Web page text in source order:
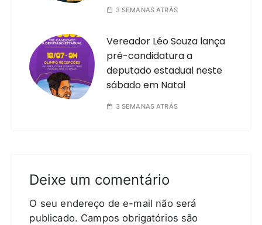
3 SEMANAS ATRÁS
Vereador Léo Souza lança
pré-candidatura a
deputado estadual neste
sábado em Natal
3 SEMANAS ATRÁS
Deixe um comentário
O seu endereço de e-mail não será
publicado. Campos obrigatórios são